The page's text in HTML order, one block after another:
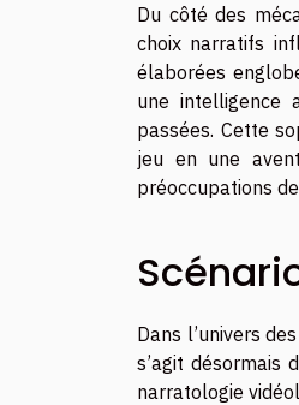
Du côté des
choix narratifs
élaborées
une intelligence
passées. Cette
jeu en une
préoccupations
Dans l’univers
s’agit désormais
narratologie